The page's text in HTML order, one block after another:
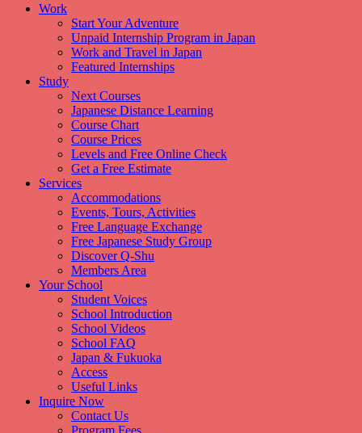
Work
Start Your Adventure
Unpaid Internship Program in Japan
Work and Travel in Japan
Featured Internships
Study
Next Courses
Japanese Distance Learning
Course Chart
Course Prices
Levels and Free Online Check
Get a Free Estimate
Services
Accommodations
Events, Tours, Activities
Free Language Exchange
Free Japanese Study Group
Discover Q-Shu
Members Area
Your School
Student Voices
School Introduction
School Videos
School FAQ
Japan & Fukuoka
Access
Useful Links
Inquire Now
Contact Us
Program Fees